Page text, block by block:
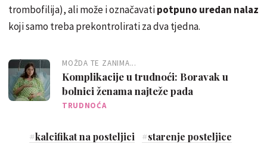
trombofilija), ali može i označavatipotpuno uredan nalaz
koji samo treba prekontrolirati za dva tjedna.
MOŽDA TE ZANIMA...
Komplikacije u trudnoći: Boravak u
bolnici ženama najteže pada
TRUDNOĆA
#kalcifikat na posteljici #starenje posteljice